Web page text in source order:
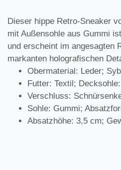
Dieser hippe Retro-Sneaker
mit Außensohle aus Gummi
und erscheint im angesagten
markanten holografischen
Obermaterial: Leder;
Futter: Textil; Decksohle:
Verschluss:
Sohle: Gummi;
Absatzhöhe: 3,5 cm;